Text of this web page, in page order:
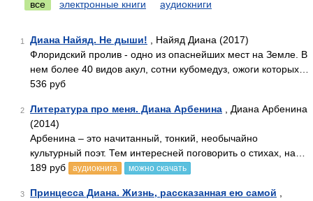
все
электронные книги аудиокниги
1 Диана Найяд. Не дыши! , Найяд Диана (2017)
Флоридский пролив - одно из опаснейших мест на Земле. В
нем более 40 видов акул, сотни кубомедуз, ожоги которых…
536 руб
2 Литература про меня. Диана Арбенина , Диана Арбенина
(2014)
Арбенина – это начитанный, тонкий, необычайно
культурный поэт. Тем интересней поговорить о стихах, на…
189 руб
аудиокнига можно скачать
3 Принцесса Диана. Жизнь, рассказанная ею самой